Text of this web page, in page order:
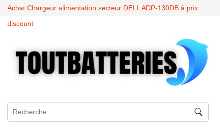
Achat Chargeur alimentation secteur DELL ADP-130DB à prix
discount